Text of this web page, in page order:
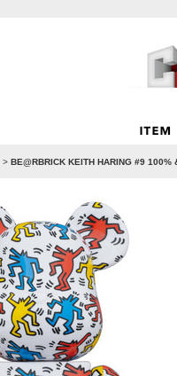
> BE@RBRICK KEITH HARING #9 100%